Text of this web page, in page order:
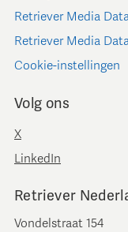
Retriever Media
Retriever Media
Cookie-instellingen
Volg ons
X
LinkedIn
Retriever
Vondelstraat 154